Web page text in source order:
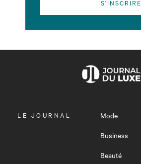
S'INSCRIRE
OUVRIR
LE JOURNAL
Mode
Business
Beauté